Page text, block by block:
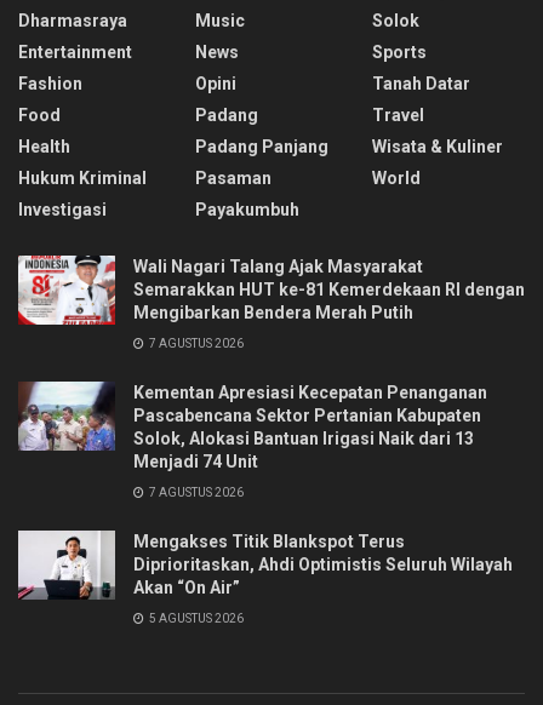
Dharmasraya
Entertainment
Fashion
Food
Health
Hukum Kriminal
Investigasi
Music
News
Opini
Padang
Padang Panjang
Pasaman
Payakumbuh
Solok
Sports
Tanah Datar
Travel
Wisata & Kuliner
World
Wali Nagari Talang Ajak Masyarakat
Semarakkan HUT ke-81 Kemerdekaan RI dengan
Mengibarkan Bendera Merah Putih
7 AGUSTUS 2026
Kementan Apresiasi Kecepatan Penanganan
Pascabencana Sektor Pertanian Kabupaten
Solok, Alokasi Bantuan Irigasi Naik dari 13
Menjadi 74 Unit
7 AGUSTUS 2026
Mengakses Titik Blankspot Terus
Diprioritaskan, Ahdi Optimistis Seluruh Wilayah
Akan “On Air”
5 AGUSTUS 2026